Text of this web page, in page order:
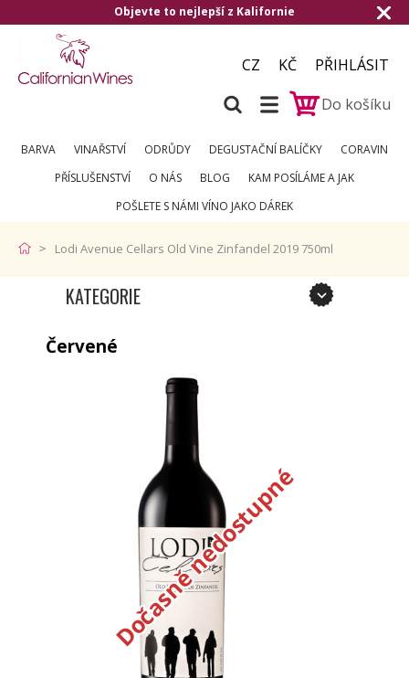
Objevte to nejlepší z Kalifornie
CZ KČ
PŘIHLÁSIT
Do košíku
BARVA VINAŘSTVÍ ODRŮDY DEGUSTAČNÍ BALÍČKY
CORAVIN
PŘÍSLUŠENSTVÍ
O NÁS BLOG
KAM POSÍLÁME A JAK
POŠLETE S NÁMI VÍNO JAKO DÁREK
Lodi Avenue Cellars Old Vine Zinfandel 2019 750ml
KATEGORIE
Červené
Dočasně nedostupné